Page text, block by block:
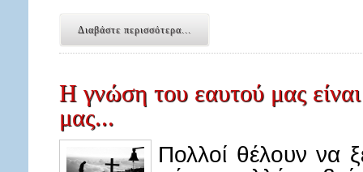
Διαβάστε περισσότερα...
Η γνώση του εαυτού μας
μας...
Πολλοί θέλουν να